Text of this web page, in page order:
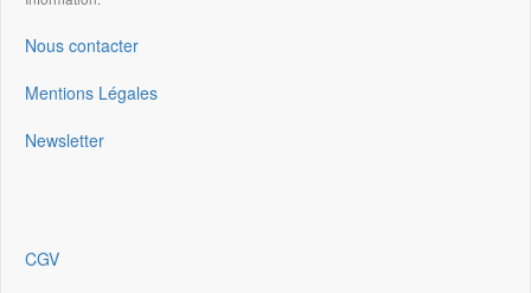
Nous contacter
Mentions Légales
Newsletter
CGV